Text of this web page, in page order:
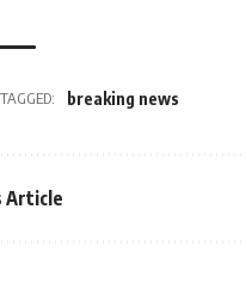
TAGGED: breaking news
Article